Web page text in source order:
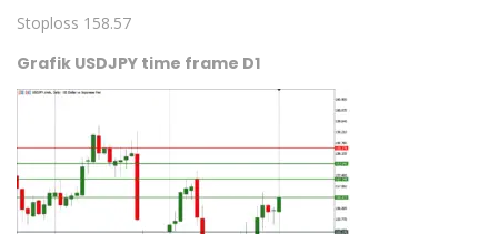
Stoploss 158.57
Grafik USDJPY time frame D1